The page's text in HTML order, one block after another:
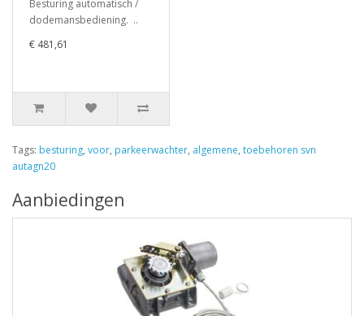
Besturing automatisch /
dodemansbediening. ..
€ 481,61
Tags: besturing, voor, parkeerwachter, algemene, toebehoren svn
autagn20
Aanbiedingen